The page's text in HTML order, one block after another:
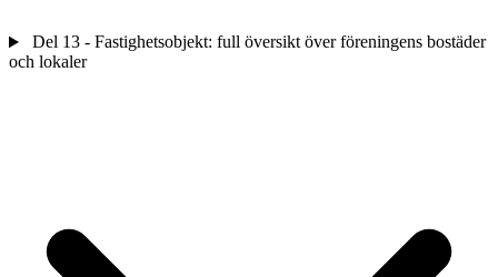
Del 13 - Fastighetsobjekt: full översikt över föreningens bostäder
och lokaler